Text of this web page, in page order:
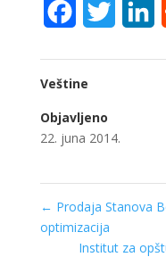
FacebookTwitter
Veštine
Objavljeno
22. juna 2014.
← Prodaja Stanova
optimizacija
Institut za